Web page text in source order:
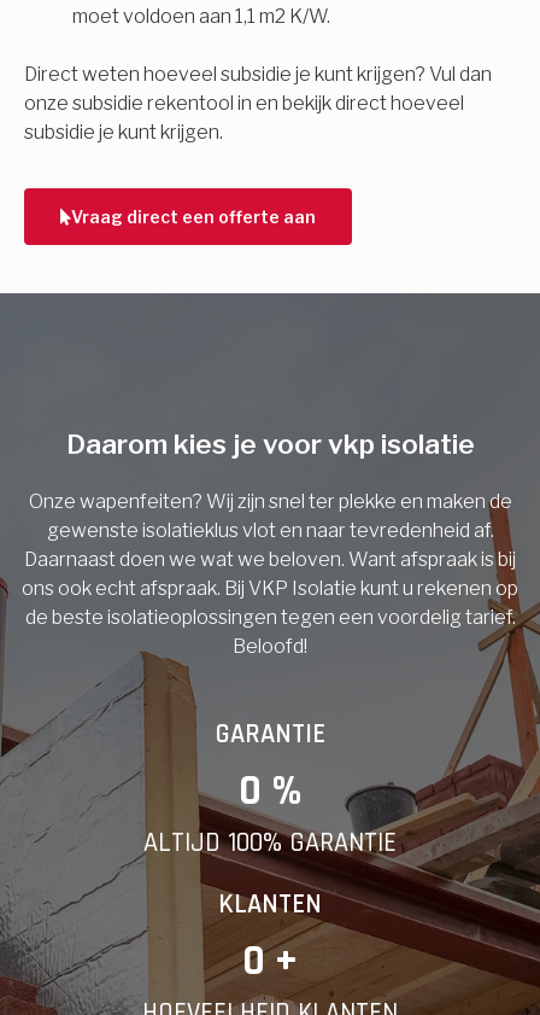
moet voldoen aan 1,1 m2 K/W.
Direct weten hoeveel subsidie je kunt krijgen? Vul dan
onze subsidie rekentool in en bekijk direct hoeveel
subsidie je kunt krijgen.
Vraag direct een offerte aan
Vorige
Daarom kies je voor vkp isolatie
Onze wapenfeiten? Wij zijn snel ter plekke en maken de
gewenste isolatieklus vlot en naar tevredenheid af.
Daarnaast doen we wat we beloven. Want afspraak is bij
ons ook echt afspraak. Bij VKP Isolatie kunt u rekenen op
de beste isolatieoplossingen tegen een voordelig tarief.
Beloofd!
GARANTIE
0 %
ALTIJD 100% GARANTIE
KLANTEN
0 +